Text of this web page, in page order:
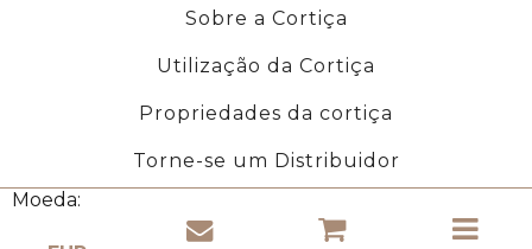
Moeda:
Sobre a Cortiça
Utilização da Cortiça
Propriedades da cortiça
Torne-se um Distribuidor